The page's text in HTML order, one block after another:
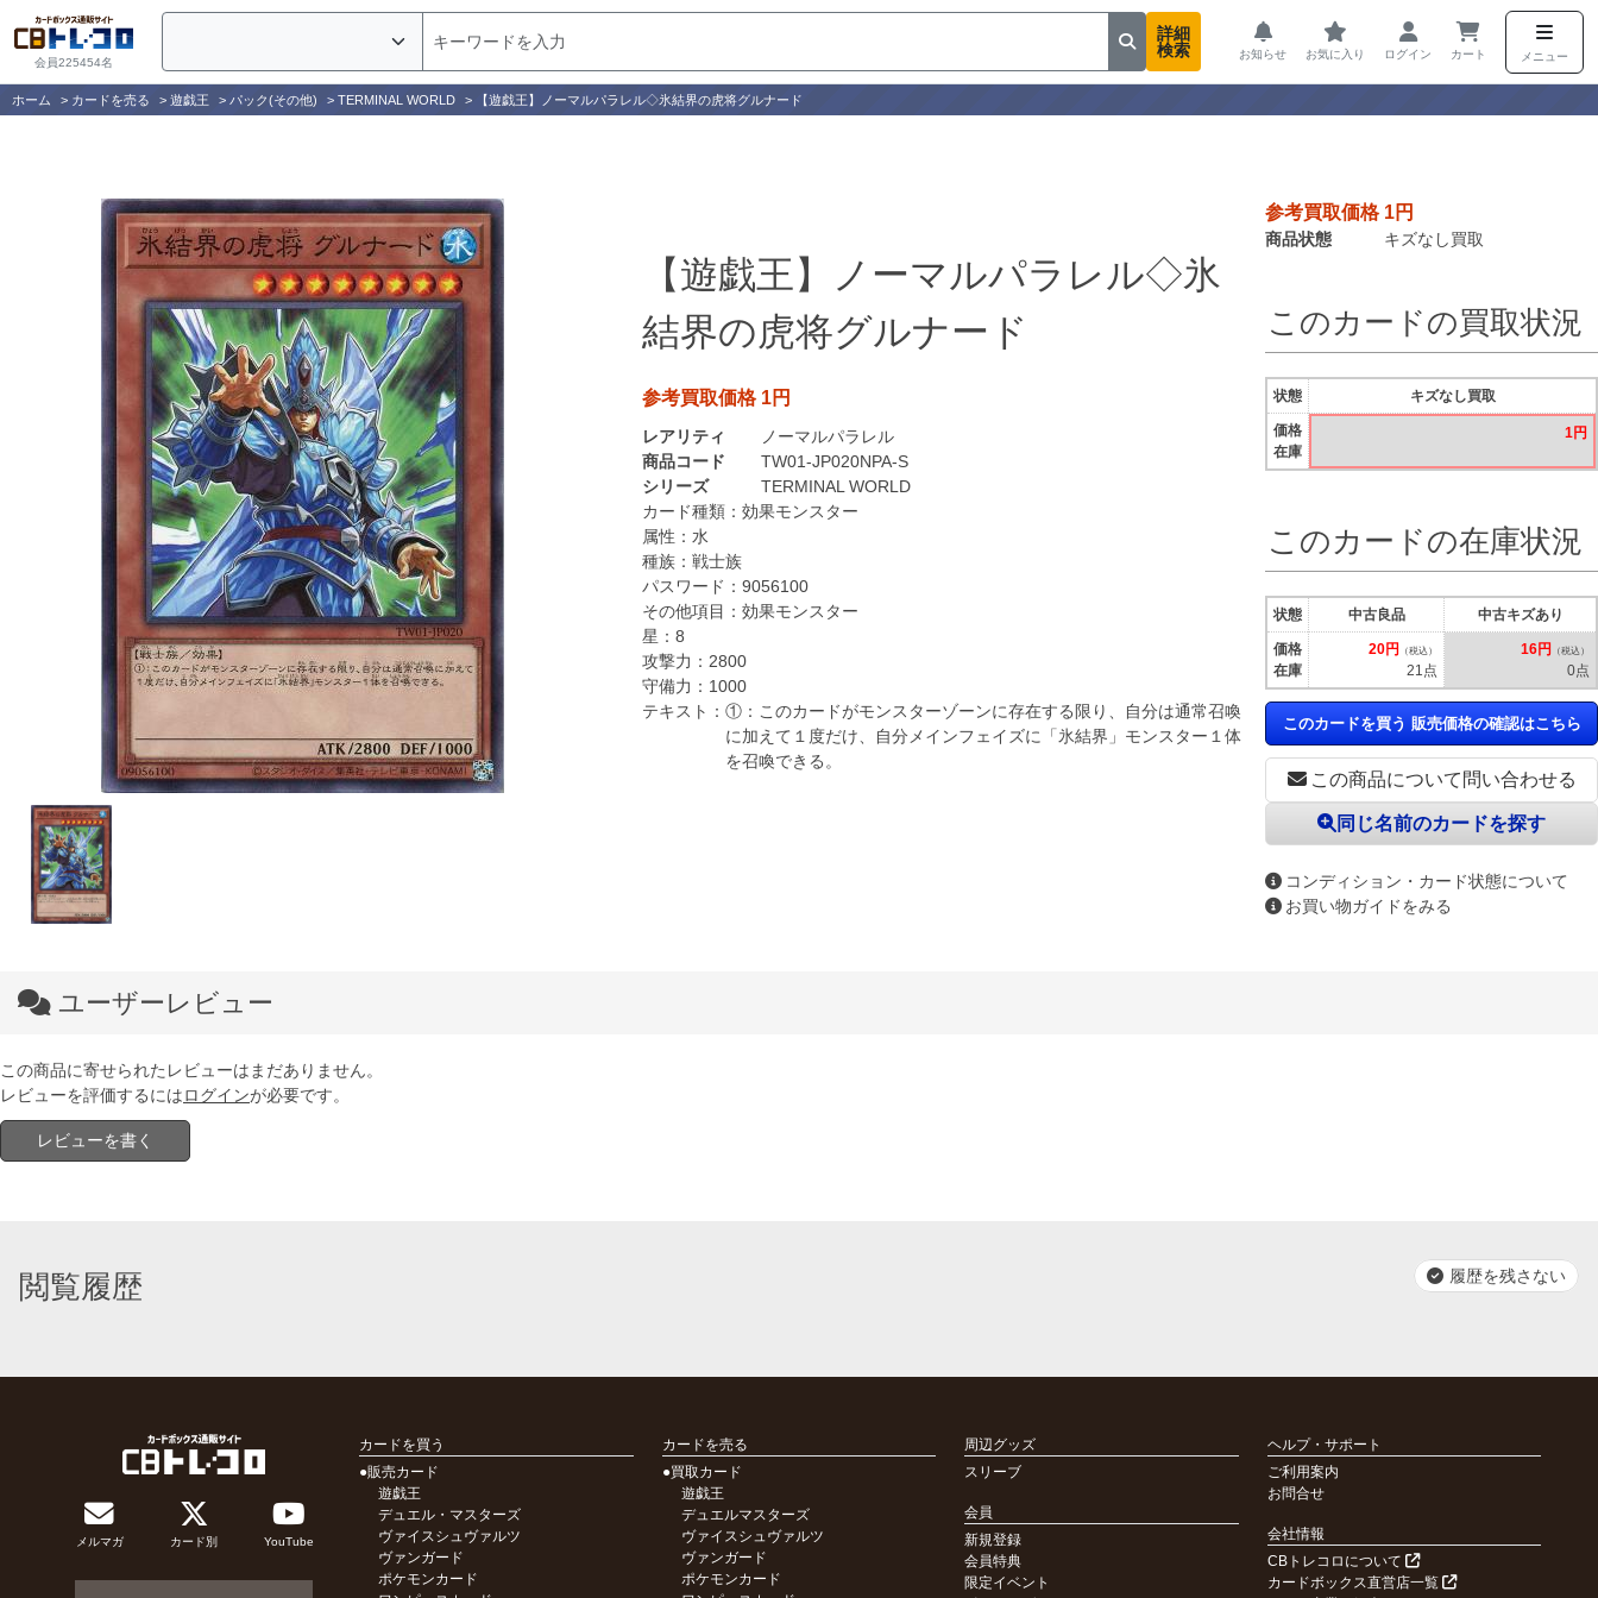
会員225454名
詳細
検索
お知らせ お気に入り ログイン カート メニュー
ホーム > カードを売る > 遊戯王 > パック(その他) > TERMINAL WORLD > 【遊戯王】ノーマルパラレル◇氷結界の虎将グルナード
【遊戯王】ノーマルパラレル◇氷
結界の虎将グルナード
参考買取価格 1円
レアリティ
ノーマルパラレル
商品コード
TW01-JP020NPA-S
シリーズ
TERMINAL WORLD
カード種類： 効果モンスター
属性： 水
種族： 戦士族
パスワード： 9056100
その他項目： 効果モンスター
星： 8
攻撃力： 2800
守備力： 1000
テキスト： ①：このカードがモンスターゾーンに存在する限り、自分は通常召喚
に加えて１度だけ、自分メインフェイズに「氷結界」モンスター１体
を召喚できる。
参考買取価格 1円
商品状態 キズなし買取
この商品について問い合わせる
同じ名前のカードを探す
コンディション・カード状態について
お買い物ガイドをみる
このカードの買取状況
状態
価格
在庫
キズなし買取
1円
このカードの在庫状況
状態
価格
在庫
中古良品
20円 （税込）
21点
中古キズあり
16円 （税込）
0点
このカードを買う 販売価格の確認はこちら
ユーザーレビュー
この商品に寄せられたレビューはまだありません。
レビューを評価するにはログインが必要です。
レビューを書く
閲覧履歴 履歴を残さない
メルマガ カード別 YouTube
カードを買う
●販売カード
遊戯王
デュエル・マスターズ
ヴァイスシュヴァルツ
ヴァンガード
ポケモンカード
カードを売る
●買取カード
遊戯王
デュエルマスターズ
ヴァイスシュヴァルツ
ヴァンガード
ポケモンカード
周辺グッズ
スリーブ
会員
新規登録
会員特典
限定イベント
ヘルプ・サポート
ご利用案内
お問合せ
会社情報
CBトレコロについて
カードボックス直営店一覧